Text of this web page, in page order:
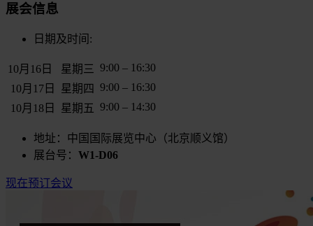
展会信息
日期及时间:
10月16日 星期三 9:00 – 16:30
10月17日
星期四
9:00 – 16:30
10月18日
星期五 9:00 – 14:30
地址：中国国际展览中心（北京顺义馆）
展台号： W1-D06
现在预订会议